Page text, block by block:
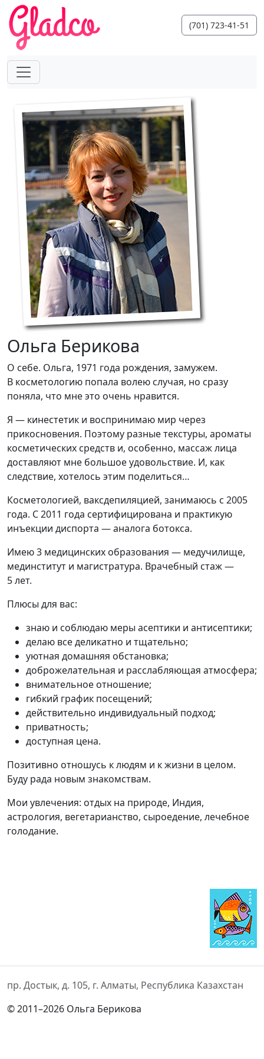
(701) 723-41-51
Ольга Берикова
О себе. Ольга, 1971 года рождения, замужем.
В косметологию попала волею случая, но сразу
поняла, что мне это очень нравится.
Я — кинестетик и воспринимаю мир через
прикосновения. Поэтому разные текстуры, ароматы
косметических средств и, особенно, массаж лица
доставляют мне большое удовольствие. И, как
следствие, хотелось этим поделиться…
Косметологией, ваксдепиляцией, занимаюсь с 2005
года. С 2011 года сертифицирована и практикую
инъекции диспорта — аналога ботокса.
Имею 3 медицинских образования — медучилище,
мединститут и магистратура. Врачебный стаж —
5 лет.
Плюсы для вас:
знаю и соблюдаю меры асептики и антисептики;
делаю все деликатно и тщательно;
уютная домашняя обстановка;
доброжелательная и расслабляющая атмосфера;
внимательное отношение;
гибкий график посещений;
действительно индивидуальный подход;
приватность;
доступная цена.
Позитивно отношусь к людям и к жизни в целом.
Буду рада новым знакомствам.
Мои увлечения: отдых на природе, Индия,
астрология, вегетарианство, сыроедение, лечебное
голодание.
пр. Достык, д. 105, г. Алматы, Республика Казахстан
© 2011–2026 Ольга Берикова